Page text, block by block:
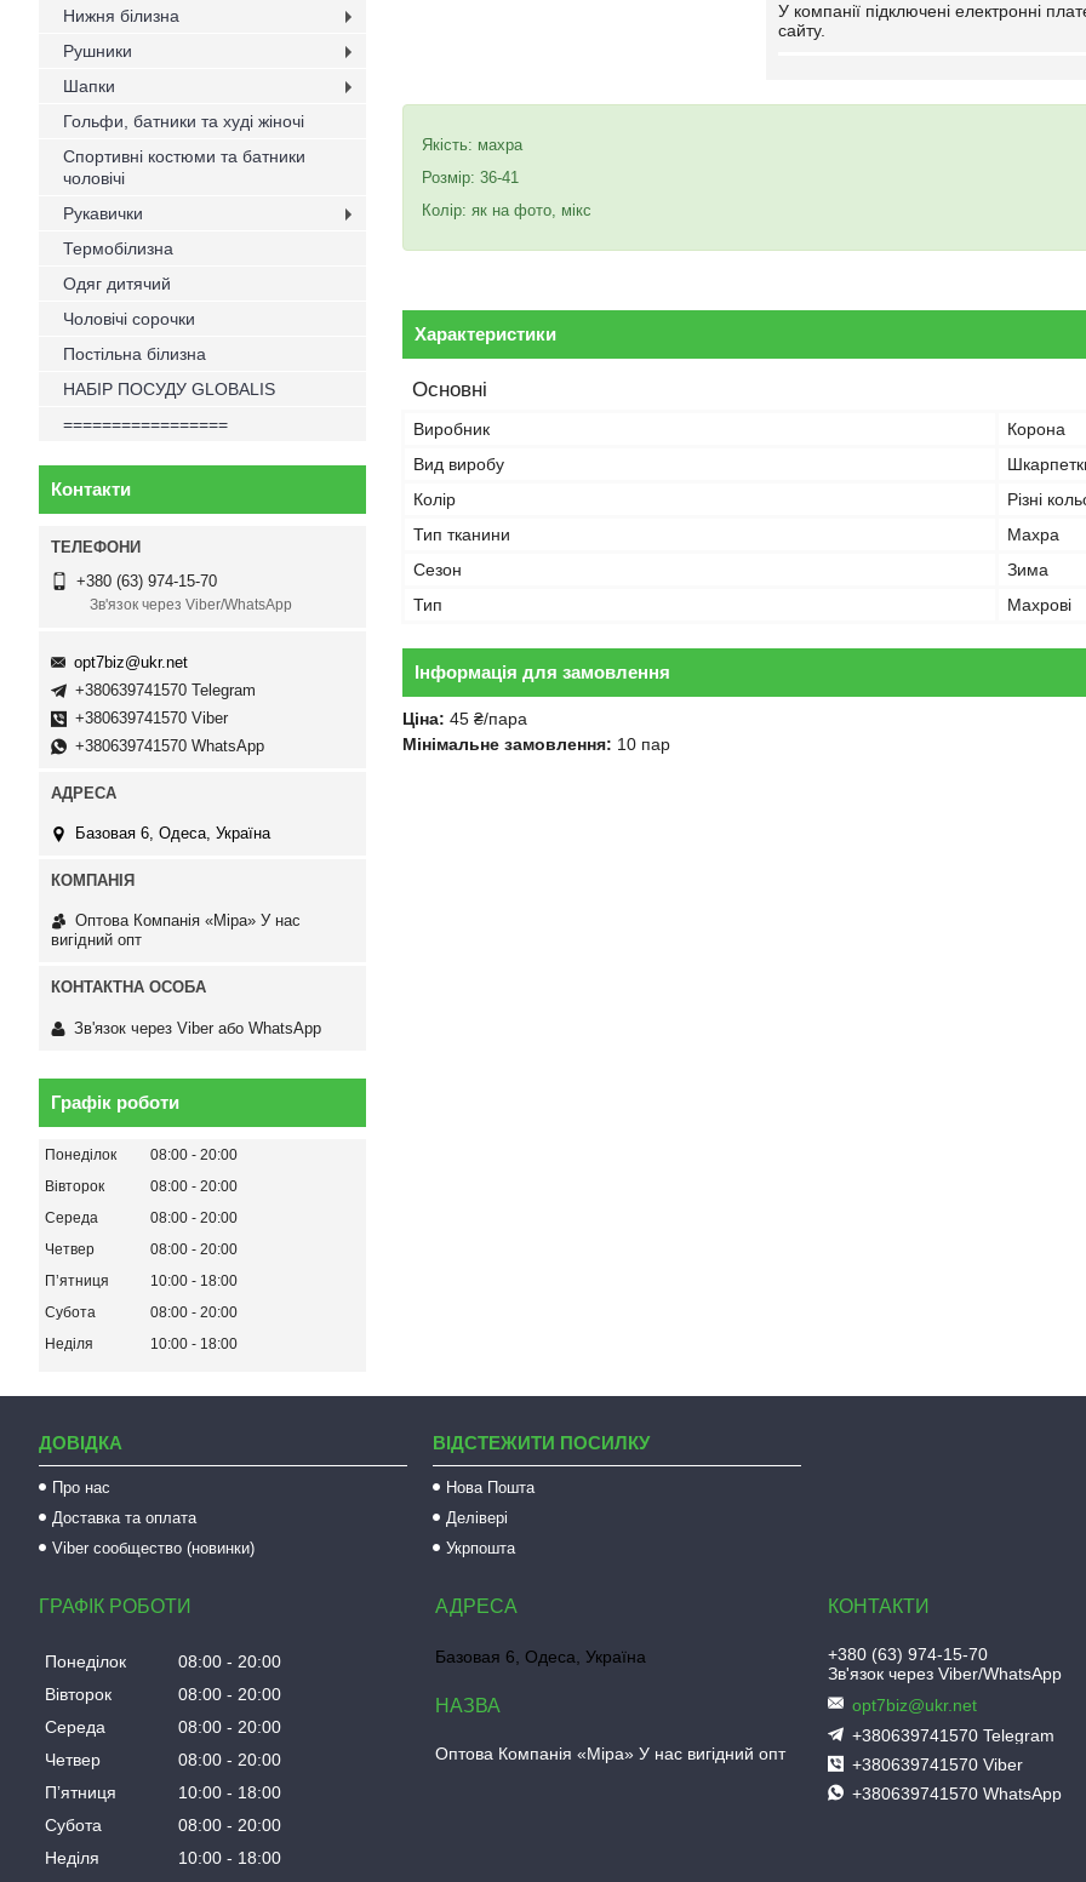
У компанії підключені електронні
сайту.
Якість: махра
Розмір: 36-41
Колір: як на фото, мікс
Характеристики
Основні
Виробник
Корона
Вид виробу
Колір
Різні
Тип тканини
Махра
Сезон
Зима
Тип
Махрові
Інформація для замовлення
Ціна: 45 ₴/пара
Мінімальне замовлення: 10 пар
Нижня білизна
Рушники
Шапки
Гольфи, батники та худі жіночі
Спортивні костюми та батники
чоловічі
Рукавички
Термобілизна
Одяг дитячий
Чоловічі сорочки
Постільна білизна
НАБІР ПОСУДУ GLOBALIS
=================
Контакти
+380 (63) 974-15-70
Зв'язок через Viber/WhatsApp
opt7biz@ukr.net
+380639741570 Telegram
+380639741570 Viber
+380639741570 WhatsApp
Базовая 6, Одеса, Україна
Оптова Компанія «Міра» У нас
вигідний опт
Зв'язок через Viber або WhatsApp
Графік роботи
Понеділок 08:00
20:00
Вівторок
08:00
20:00
Середа
08:00
20:00
Четвер
08:00
20:00
Пʼятниця
10:00
18:00
Субота
08:00
20:00
Неділя
10:00 18:00
ДОВІДКА
Про нас
Доставка та оплата
Viber сообщество (новинки)
ВІДСТЕЖИТИ ПОСИЛКУ
Нова Пошта
Делівері
Укрпошта
ГРАФІК РОБОТИ
Понеділок 08:00
20:00
Вівторок
08:00
20:00
Середа
08:00
20:00
Четвер
08:00
20:00
Пʼятниця
10:00
18:00
Субота
08:00
20:00
Неділя
10:00 18:00
Базовая 6, Одеса, Україна
Оптова Компанія «Міра» У нас вигідний опт
+380 (63) 974-15-70
Зв'язок через Viber/WhatsApp
opt7biz@ukr.net
+380639741570 Telegram
+380639741570 Viber
+380639741570 WhatsApp